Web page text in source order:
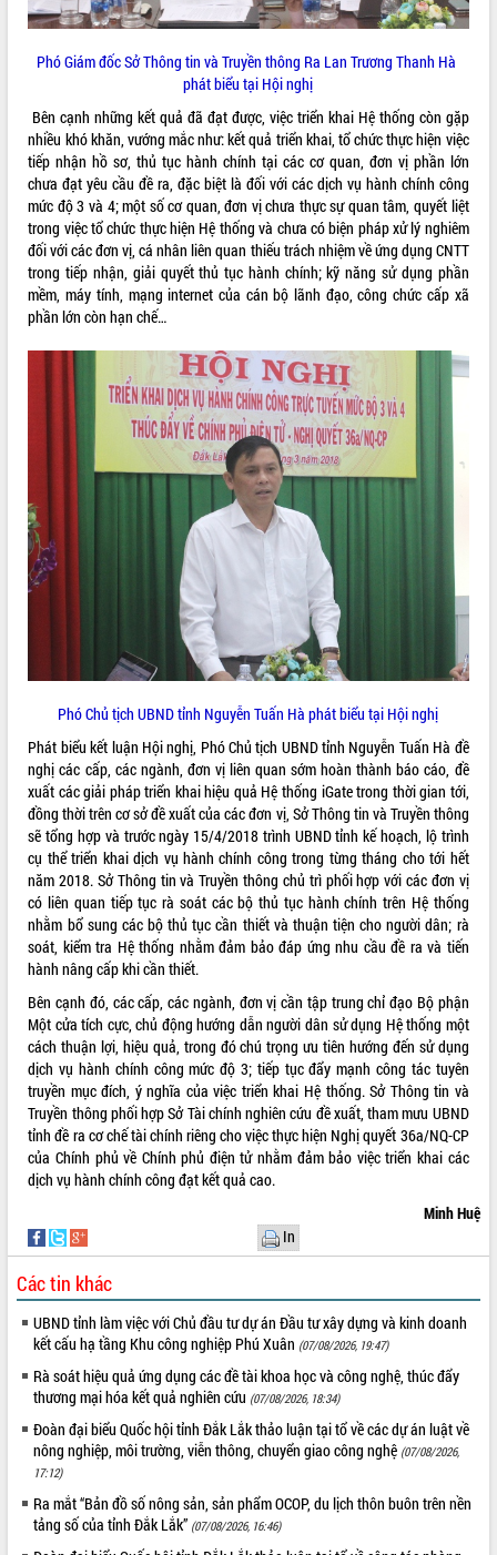
THỐNG KÊ TRUY CẬP
Hôm nay: 3929
Phó Giám đốc Sở Thông tin và Truyền thông Ra Lan Trương Thanh Hà
phát biểu tại Hội nghị
Bên cạnh những kết quả đã đạt được, việc triển khai Hệ thống còn gặp
nhiều khó khăn, vướng mắc như: kết quả triển khai, tổ chức thực hiện việc
tiếp nhận hồ sơ, thủ tục hành chính tại các cơ quan, đơn vị phần lớn
chưa đạt yêu cầu đề ra, đặc biệt là đối với các dịch vụ hành chính công
mức độ 3 và 4; một số cơ quan, đơn vị chưa thực sự quan tâm, quyết liệt
trong việc tổ chức thực hiện Hệ thống và chưa có biện pháp xử lý nghiêm
đối với các đơn vị, cá nhân liên quan thiếu trách nhiệm về ứng dụng CNTT
trong tiếp nhận, giải quyết thủ tục hành chính; kỹ năng sử dụng phần
mềm, máy tính, mạng internet của cán bộ lãnh đạo, công chức cấp xã
phần lớn còn hạn chế…
Phó Chủ tịch UBND tỉnh Nguyễn Tuấn Hà phát biểu tại Hội nghị
Phát biểu kết luận Hội nghị, Phó Chủ tịch UBND tỉnh Nguyễn Tuấn Hà đề
nghị các cấp, các ngành, đơn vị liên quan sớm hoàn thành báo cáo, đề
xuất các giải pháp triển khai hiệu quả Hệ thống iGate trong thời gian tới,
đồng thời trên cơ sở đề xuất của các đơn vị, Sở Thông tin và Truyền thông
sẽ tổng hợp và trước ngày 15/4/2018 trình UBND tỉnh kế hoạch, lộ trình
cụ thể triển khai dịch vụ hành chính công trong từng tháng cho tới hết
năm 2018. Sở Thông tin và Truyền thông chủ trì phối hợp với các đơn vị
có liên quan tiếp tục rà soát các bộ thủ tục hành chính trên Hệ thống
nhằm bổ sung các bộ thủ tục cần thiết và thuận tiện cho người dân; rà
soát, kiểm tra Hệ thống nhằm đảm bảo đáp ứng nhu cầu đề ra và tiến
hành nâng cấp khi cần thiết.
Bên cạnh đó, các cấp, các ngành, đơn vị cần tập trung chỉ đạo Bộ phận
Một cửa tích cực, chủ động hướng dẫn người dân sử dụng Hệ thống một
cách thuận lợi, hiệu quả, trong đó chú trọng ưu tiên hướng đến sử dụng
dịch vụ hành chính công mức độ 3; tiếp tục đẩy mạnh công tác tuyên
truyền mục đích, ý nghĩa của việc triển khai Hệ thống. Sở Thông tin và
Truyền thông phối hợp Sở Tài chính nghiên cứu đề xuất, tham mưu UBND
tỉnh đề ra cơ chế tài chính riêng cho việc thực hiện Nghị quyết 36a/NQ-CP
của Chính phủ về Chính phủ điện tử nhằm đảm bảo việc triển khai các
dịch vụ hành chính công đạt kết quả cao.
Minh Huệ
In
Các tin khác
UBND tỉnh làm việc với Chủ đầu tư dự án Đầu tư xây dựng và kinh doanh
kết cấu hạ tầng Khu công nghiệp Phú Xuân (07/08/2026, 19:47)
Rà soát hiệu quả ứng dụng các đề tài khoa học và công nghệ, thúc đẩy
thương mại hóa kết quả nghiên cứu (07/08/2026, 18:34)
Đoàn đại biểu Quốc hội tỉnh Đắk Lắk thảo luận tại tổ về các dự án luật về
nông nghiệp, môi trường, viễn thông, chuyển giao công nghệ (07/08/2026,
17:12)
Ra mắt “Bản đồ số nông sản, sản phẩm OCOP, du lịch thôn buôn trên nền
tảng số của tỉnh Đắk Lắk” (07/08/2026, 16:46)